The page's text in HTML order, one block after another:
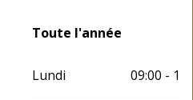
Toute l'année
Toute l'année
Lundi 09:00 -